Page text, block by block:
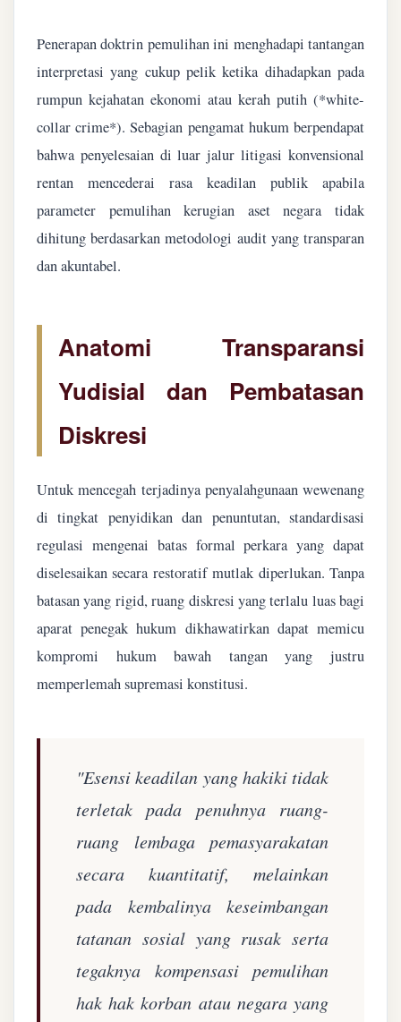
Penerapan doktrin pemulihan ini menghadapi tantangan
interpretasi yang cukup pelik ketika dihadapkan pada
rumpun kejahatan ekonomi atau kerah putih (*white-
collar crime*). Sebagian pengamat hukum berpendapat
bahwa penyelesaian di luar jalur litigasi konvensional
rentan mencederai rasa keadilan publik apabila
parameter pemulihan kerugian aset negara tidak
dihitung berdasarkan metodologi audit yang transparan
dan akuntabel.
Anatomi Transparansi
Yudisial dan Pembatasan
Diskresi
Untuk mencegah terjadinya penyalahgunaan wewenang
di tingkat penyidikan dan penuntutan, standardisasi
regulasi mengenai batas formal perkara yang dapat
diselesaikan secara restoratif mutlak diperlukan. Tanpa
batasan yang rigid, ruang diskresi yang terlalu luas bagi
aparat penegak hukum dikhawatirkan dapat memicu
kompromi hukum bawah tangan yang justru
memperlemah supremasi konstitusi.
"Esensi keadilan yang hakiki tidak
terletak pada penuhnya ruang-
ruang lembaga pemasyarakatan
secara kuantitatif, melainkan
pada kembalinya keseimbangan
tatanan sosial yang rusak serta
tegaknya kompensasi pemulihan
hak hak korban atau negara yang